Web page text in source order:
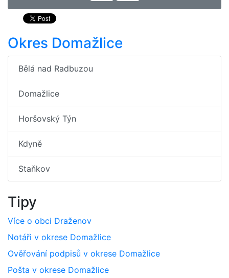
Okres Domažlice
Bělá nad Radbuzou
Domažlice
Horšovský Týn
Kdyně
Staňkov
Tipy
Více o obci Draženov
Notáři v okrese Domažlice
Ověřování podpisů v okrese Domažlice
Pošta v okrese Domažlice